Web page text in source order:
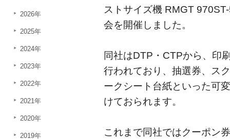
ストサイズ機 RMGT
会を開催しました。
同社はDTP・CTPから、印
行われており、抽選券、ス
ークシート台紙といった可
けておられます。
これまで同社ではクーポン
2026年
2025年
2024年
2023年
2022年
2021年
2020年
2019年